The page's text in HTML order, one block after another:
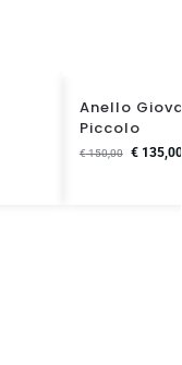
Anello
Piccolo
€150,00 €135,00